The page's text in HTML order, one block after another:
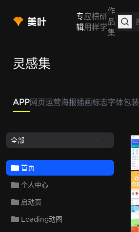
专
辑
应
用
榜
样
研
学
作
品
集
灵感集
APP网页运营海报插画标志字体包装
全部
首页
个人中心
启动页
Loading动图